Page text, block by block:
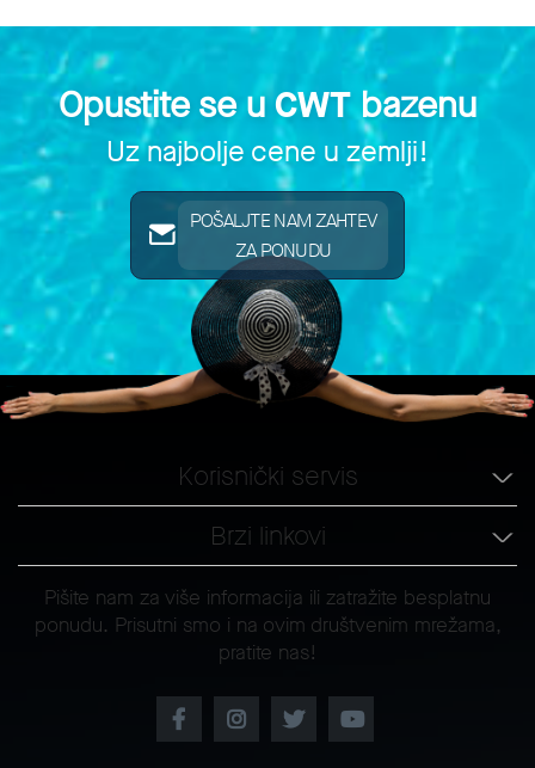
Opustite se uCWTbazenu
Uz najbolje cene u zemlji!
POŠALJTE NAM ZAHTEV
ZA PONUDU
Korisnički servis
Brzi linkovi
Pišite nam za više informacija ili zatražite besplatnu
ponudu. Prisutni smo i na ovim društvenim mrežama,
pratite nas!